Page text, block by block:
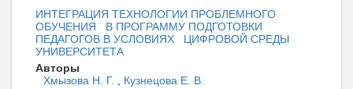
ИНТЕГРАЦИЯ ТЕХНОЛОГИИ ПРОБЛЕМНОГО
ОБУЧЕНИЯ В ПРОГРАММУ ПОДГОТОВКИ
ПЕДАГОГОВ В УСЛОВИЯХ ЦИФРОВОЙ СРЕДЫ
УНИВЕРСИТЕТА
Авторы
Хмызова Н. Г.
Кузнецова Е. В.